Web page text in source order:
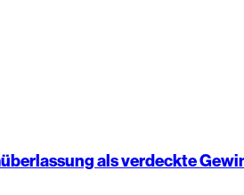
als verdeckte